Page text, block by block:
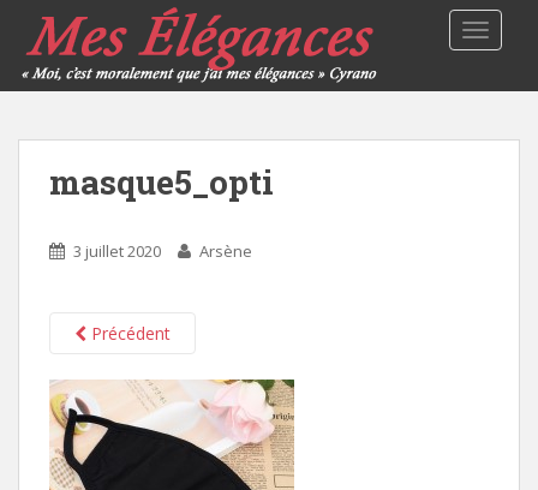
masque5_opti
3 juillet 2020 Arsène
Précédent